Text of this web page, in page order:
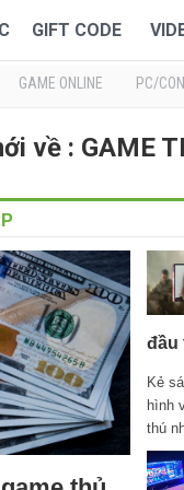
GIFT CODE
GAME ONLINE PC/
về : GAME
đầu
Kẻ
hình
thú